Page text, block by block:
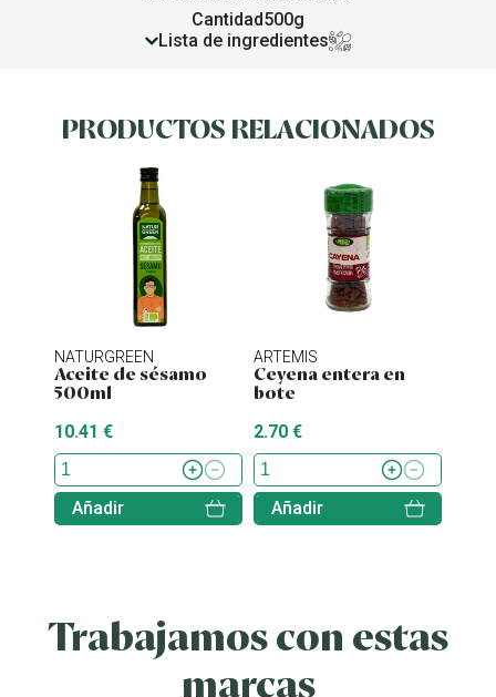
Cantidad500g
Lista de ingredientes
PRODUCTOS RELACIONADOS
NATURGREEN
Aceite de sésamo
500ml
10.41 €
Añadir
ARTEMIS
Ceyena entera en
bote
2.70 €
Añadir
Trabajamos con estas
marcas